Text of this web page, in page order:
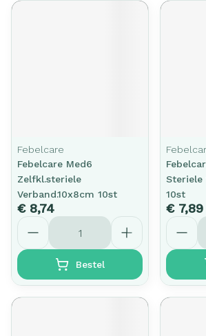
Febelcare
Febelcare Med6
Zelfkl.steriele
Verband.10x8cm 10st
€ 8,74
Aantal
Bestel
Steriele
10st
€ 7,89
Aantal